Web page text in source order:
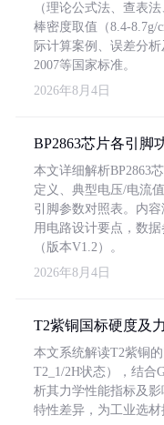
（理论公式法、查表
棒密度取值（8.4-8.7g/
际计算案例、误差分
2007等国家标准。
2026年8月4日
BP2863芯片各引脚
本文详细解析BP2863
定义、典型电压/电流
引脚参数对照表。内
用电路设计要点，数
（版本V1.2）。
2026年8月4日
T2紫铜国标硬度及
本文系统解读T2紫铜
T2_1/2H状态），结合
析其力学性能指标及
特性差异，为工业选材